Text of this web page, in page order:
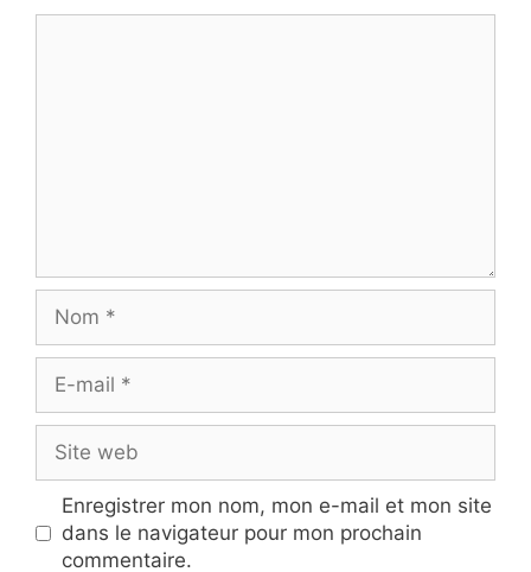
mail
web
Enregistrer mon nom, mon e-mail et mon site
dans le navigateur pour mon prochain
commentaire.